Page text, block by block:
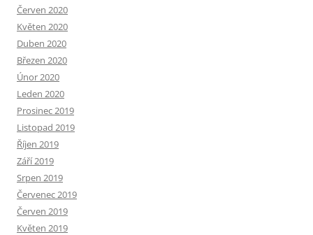
Červen 2020
Květen 2020
Duben 2020
Březen 2020
Únor 2020
Leden 2020
Prosinec 2019
Listopad 2019
Říjen 2019
Září 2019
Srpen 2019
Červenec 2019
Červen 2019
Květen 2019